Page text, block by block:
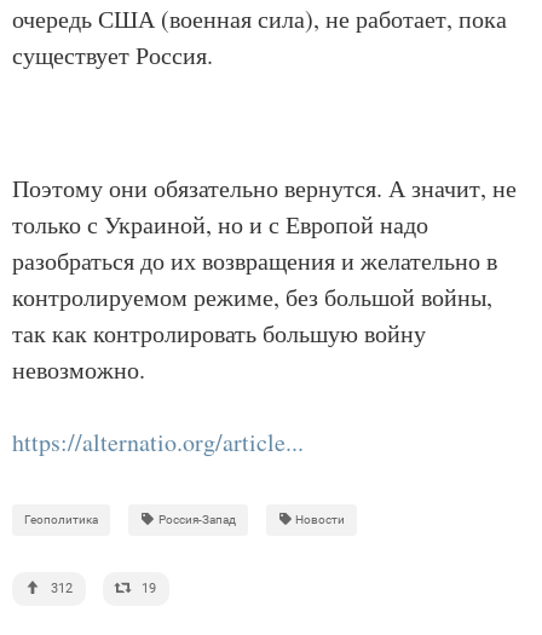
очередь США (военная сила), не работает, пока
существует Россия.
Поэтому они обязательно вернутся. А значит, не
только с Украиной, но и с Европой надо
разобраться до их возвращения и желательно в
контролируемом режиме, без большой войны,
так как контролировать большую войну
невозможно.
https://alternatio.org/article...
Геополитика Россия-Запад Новости
312 19